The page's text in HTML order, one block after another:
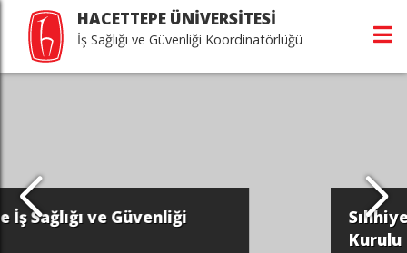
HACETTEPE ÜNİVERSİTESİ
İş Sağlığı ve Güvenliği Koordinatörlüğü
Sıhhiye İş Sağlığı ve Güvenliği